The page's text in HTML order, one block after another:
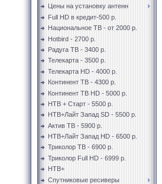
Цены на установку антенн
Full HD в кредит-500 р.
Национальное ТВ - от 2000 р.
Hotbird - 2700 р.
Радуга ТВ - 3400 р.
Телекарта - 3500 р.
Телекарта HD - 4000 р.
Континент ТВ - 4300 р.
Континент ТВ HD - 5000 р.
НТВ + Старт - 5500 р.
НТВ+Лайт Запад SD - 5500 р.
Актив ТВ - 5900 р.
НТВ+Лайт Запад HD - 6500 р.
Триколор ТВ - 6900 р.
Триколор Full HD - 6999 р.
НТВ+
Спутниковые ресиверы